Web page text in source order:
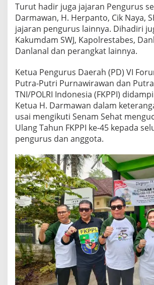
a
t
B
e
r
s
m
a
W
a
r
g
a
Turut hadir juga jajaran Pengurus
Darmawan, H. Herpanto, Cik Naya,
jajaran pengurus lainnya. Dihadiri
Kakumdam SWJ, Kapolrestabes,
Danlanal dan perangkat lainnya.
Ketua Pengurus Daerah (PD) VI
Putra-Putri Purnawirawan dan
TNI/POLRI Indonesia (FKPPI)
Ketua H. Darmawan dalam
usai mengikuti Senam Sehat
Ulang Tahun FKPPI ke-45 kepada
pengurus dan anggota.